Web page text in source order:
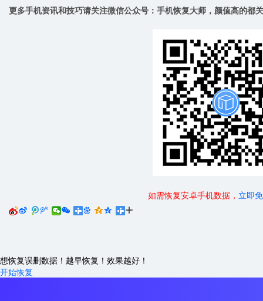
更多手机资讯和技巧请关注微信公众号：手机恢复大师，颜值高的都
如需恢复安卓手机数据， 立即
     
想恢复误删数据！越早恢复！效果越好！
开始恢复